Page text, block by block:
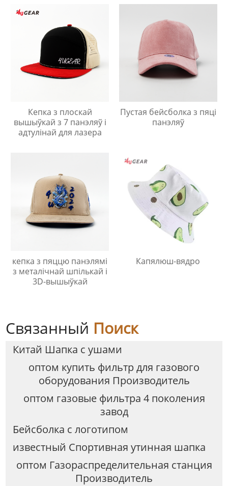
Кепка з плоскай
вышыўкай з 7 панэляў і
адтулінай для лазера
Пустая бейсболка з пяці
панэляў
кепка з пяццю панэлямі
з металічнай шпількай і
3D-вышыўкай
Капялюш-вядро
Связанный Поиск
Китай Шапка с ушами
оптом купить фильтр для газового
оборудования Производитель
оптом газовые фильтра 4 поколения
завод
Бейсболка с логотипом
известный Спортивная утинная шапка
оптом Газораспределительная станция
Производитель